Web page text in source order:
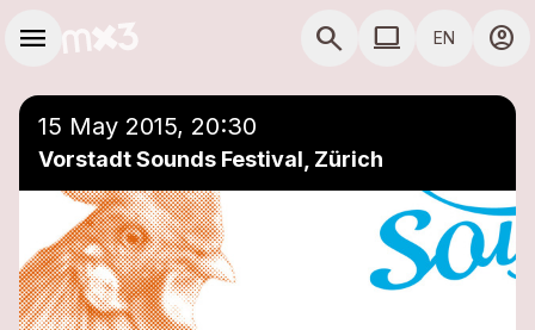
menu search COMPUTER USE
computer EN account_circle
15 May 2015, 20:30
Vorstadt Sounds Festival, Zürich
Add to a playlist close